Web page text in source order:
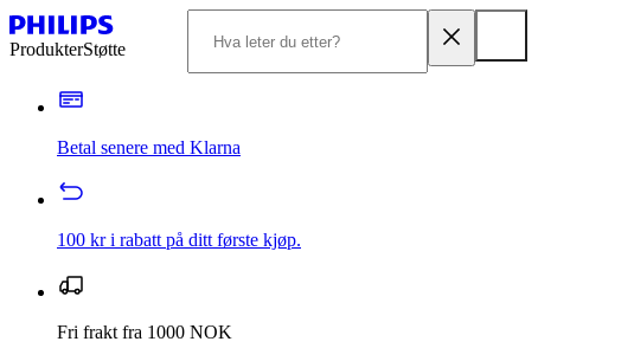
ProdukterStøtte
Betal senere med Klarna
100 kr i rabatt på ditt første kjøp.
Fri frakt fra 1000 NOK